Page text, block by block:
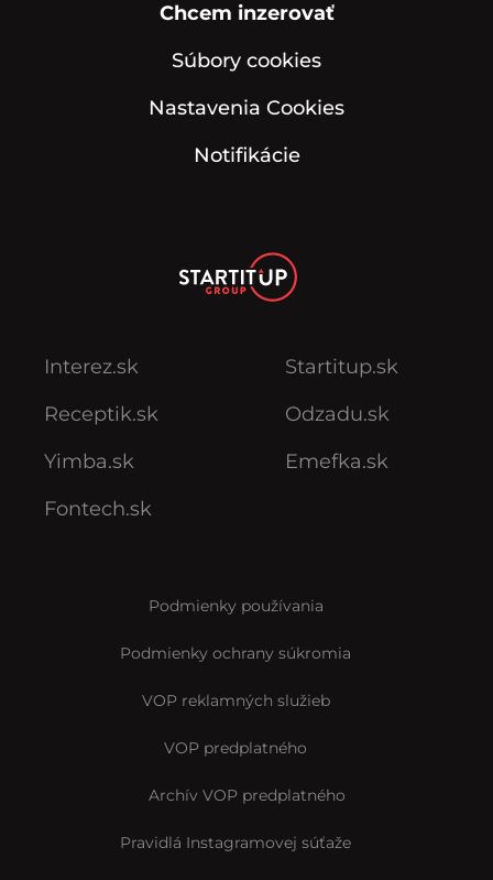
Chcem inzerovať
Súbory cookies
Nastavenia Cookies
Notifikácie
Interez.sk
Receptik.sk
Yimba.sk
Fontech.sk
Startitup.sk
Odzadu.sk
Emefka.sk
Podmienky používania
Podmienky ochrany súkromia
VOP reklamných služieb
VOP predplatného
Archív VOP predplatného
Pravidlá Instagramovej súťaže